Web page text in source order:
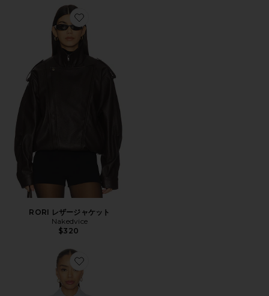
Favorite RORI レザージャケット
RORI レザージャケット
Nakedvice
$320
Favorite BODIE ジャケット